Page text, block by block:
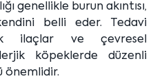
genellikle burun akıntısı,
belli eder. Tedavi
ilaçlar ve çevresel
köpeklerde düzenli
önemlidir.